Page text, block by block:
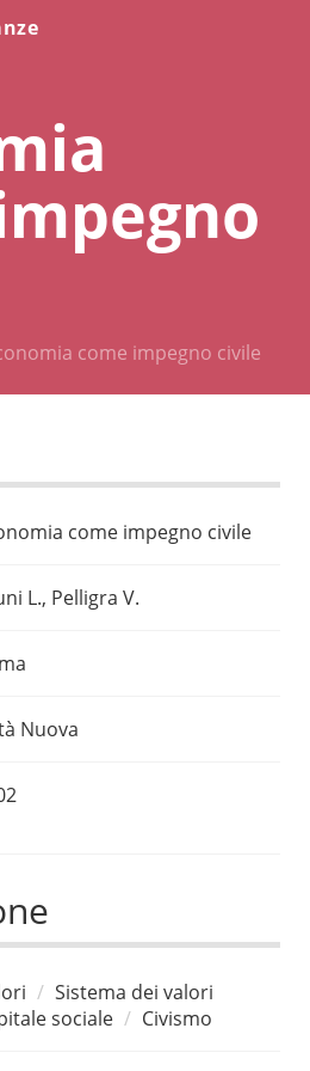
come impegno civile
come impegno civile
L., Pelligra V.
Nuova
Sistema dei valori
sociale
Civismo